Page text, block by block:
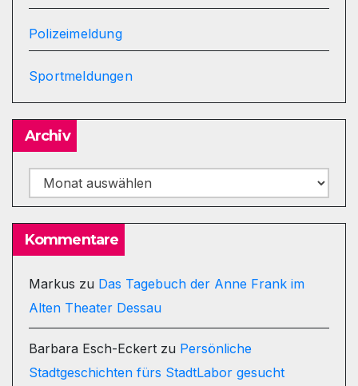
Polizeimeldung
Sportmeldungen
Archiv
Archiv
Kommentare
Markus zu Das Tagebuch der Anne Frank im
Alten Theater Dessau
Barbara Esch-Eckert zu Persönliche
Stadtgeschichten fürs StadtLabor gesucht